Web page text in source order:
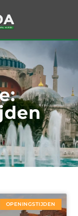
OPENINGSTIJDEN